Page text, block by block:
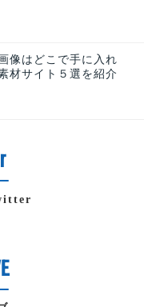
像はどこで手に入れ
材サイト５選を紹介